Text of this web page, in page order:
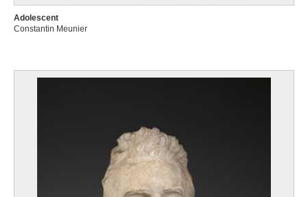
Adolescent
Constantin Meunier